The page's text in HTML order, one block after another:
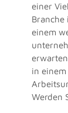
einer
Branche
einem
in
Werden